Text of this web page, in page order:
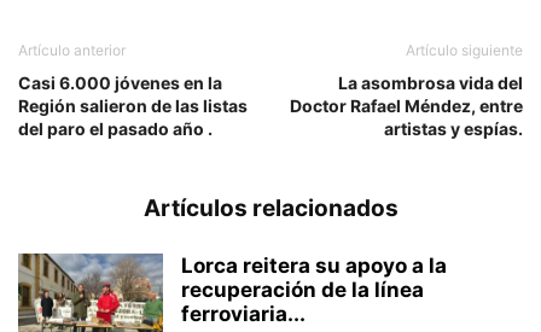
Artículo anterior
Casi 6.000 jóvenes en la
Región salieron de las listas
del paro el pasado año .
Artículo siguiente
La asombrosa vida del
Doctor Rafael Méndez, entre
artistas y espías.
Artículos relacionados
Lorca reitera su apoyo a la
recuperación de la línea
ferroviaria...